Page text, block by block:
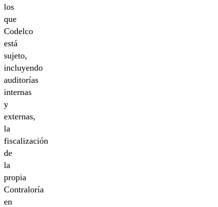
los
que
Codelco
está
sujeto,
incluyendo
auditorías
internas
y
externas,
la
fiscalización
de
la
propia
Contraloría
en